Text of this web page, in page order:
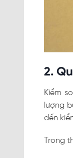
2.
Kiểm
lượng
đến
Trong